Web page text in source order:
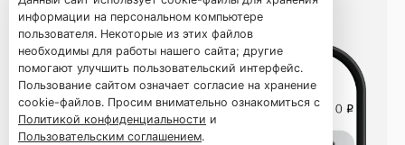
информации на персональном компьютере
пользователя. Некоторые из этих файлов
необходимы для работы нашего сайта; другие
помогают улучшить пользовательский интерфейс.
Пользование сайтом означает согласие на хранение
cookie-файлов. Просим внимательно ознакомиться с
Политикой конфиденциальности и
Пользовательским соглашением.